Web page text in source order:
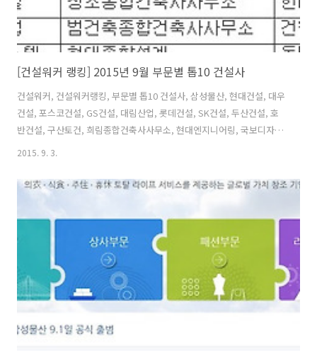
[건설워커 랭킹] 2015년 9월 부문별 톱10 건설사
건설워커, 건설워커랭킹, 부문별 톱10 건설사, 삼성물산, 현대건설, 대우
건설, 포스코건설, GS건설, 대림산업, 롯데건설, SK건설, 두산건설, 호
반건설, 구산토건, 희림종합건축사사무소, 현대엔지니어링, 국보디자인
출처 : 건설취업포털 건설워커
2015. 9. 3.